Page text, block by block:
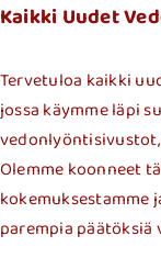
Kaikki Uudet
Tervetuloa kaikki
jossa käymme läpi
Olemme koonneet
kokemuksestamme
parempia